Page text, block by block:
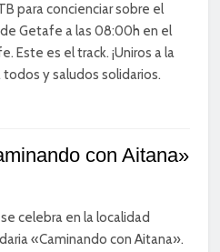
para concienciar sobre el
Getafe a las 08:00h en el
Este es el track. ¡Uniros a la
todos y saludos solidarios.
con Aitana»
celebra en la localidad
«Caminando con Aitana».